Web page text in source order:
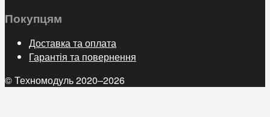
Покупцям
Доставка та оплата
Гарантія та повернення
© Техномодуль 2020–2026